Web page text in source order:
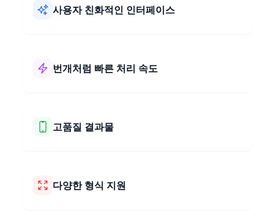
사용자 친화적인 인터페이스
다.
번개처럼 빠른 처리 속도
고품질 결과물
다양한 형식 지원